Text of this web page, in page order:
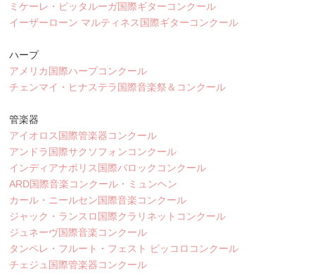
ミケーレ・ピッタルーガ国際ギターコンクール
イーザーローン マルティネス国際ギターコンクール
ハープ
アメリカ国際ハープコンクール
チェンマイ・ヒナステラ国際音楽祭＆コンクール
管楽器
アイオロス国際管楽器コンクール
アンドラ国際サクソフォンコンクール
インディアナポリス国際バロックコンクール
ARD国際音楽コンクール・ミュンヘン
カール・ニールセン国際音楽コンクール
ジャック・ランスロ国際クラリネットコンクール
ジュネーヴ国際音楽コンクール
タンペレ・フルート・フェスト ピッコロコンクール
チェジュ国際管楽器コンクール